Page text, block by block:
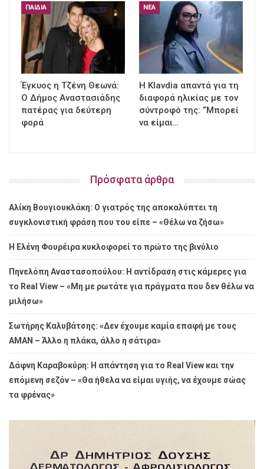
ΠΑΙΔΙΆ
Έγκυος η Τζένη Θεωνά:
Ο Δήμος Αναστασιάδης
πατέρας για δεύτερη
φορά
ΝΈΑ
Η Klavdia απαντά για τη
διαφορά ηλικίας με τον
σύντροφό της: “Μπορεί
να είμαι…
Πρόσφατα άρθρα
Αλίκη Βουγιουκλάκη: Ο γιατρός της αποκαλύπτει τη
συγκλονιστική φράση που του είπε – «Θέλω να ζήσω»
Η Ελένη Φουρέιρα κυκλοφορεί το πρώτο της βινύλιο
Πηνελόπη Αναστασοπούλου: Η αντίδραση στις κάμερες για
το Real View – «Μη με ρωτάτε για πράγματα που δεν θέλω να
μιλήσω»
Σωτήρης Καλυβάτσης: «Δεν έχουμε καμία επαφή με τους
ΑΜΑΝ – Άλλο η πλάκα, άλλο η σάτιρα»
Δάφνη Καραβοκύρη: Η απάντηση για το Real View και την
επόμενη σεζόν – «Θα ήθελα να είμαι υγιής, να έχουμε σώας
τα φρένας»